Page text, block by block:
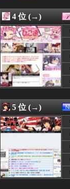
08/07 14:01
08/07 14:01
08/07 14:01
08/07 14:00
08/07 14:00
08/07 14:00
08/07 14:00
08/07 14:00
08/07 14:00
08/07 14:00
08/07 14:00
08/07 14:00
08/07 14:00
08/07 14:00
08/07 14:00
08/07 14:00
08/07 13:58
4 位 (→)
5 位 (→)